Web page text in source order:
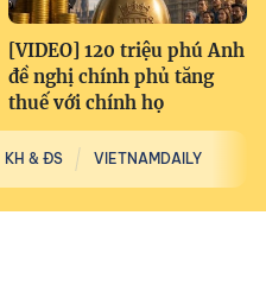
[VIDEO] 120 triệu phú Anh
đề nghị chính phủ tăng
thuế với chính họ
KH & ĐS VIETNAMDAILY